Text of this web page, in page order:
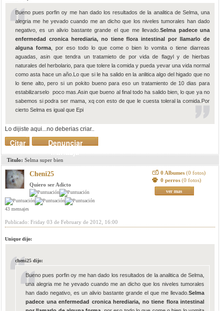
Bueno pues porfin oy me han dado los resultados de la analitica de Selma, una
alegria me he yevado cuando me an dicho que los niveles tumorales han dado
negativo, es un alivio bastante grande el que me llevado.Selma padece una
enfermedad cronica herediaria, no tiene flora intestinal por llamarlo de
alguna forma, por eso todo lo que come o bien lo vomita o tiene diarreas
aguadas, asin que tendra un tratamieto de por vida de flagyl y de hierbas
naturales del herbolario, para que tolere la comida y pueda yevar una vida normal
como asta hace un año.Lo que si le ha salido en la anlitica algo del higado que no
lo tiene alto, pero si un pokito bueno para eso un tratamiento de 10 dias para
estabilizarselo poco mas.Asin que bueno al final todo ha salido bien, lo que ya no
sabemos si podra ser mama, xq con esto de que le cuesta toleral la comida.Por
cierto Selma es igual que Epi
Lo dijiste aqui...no deberias criar..
Denunciar
mensaje
Citar
Titulo: Selma super bien
Cheni25
Quiero ser Adicto
43 mensajes
0 Albumes (0 fotos)
0 perros (0 fotos)
ver mas
Publicado: Friday 03 de February de 2012, 16:00
Unique dijo:
cheni25 dijo:
Bueno pues porfin oy me han dado los resultados de la analitica de Selma,
una alegria me he yevado cuando me an dicho que los niveles tumorales
han dado negativo, es un alivio bastante grande el que me llevado. Selma
padece una enfermedad cronica herediaria, no tiene flora intestinal